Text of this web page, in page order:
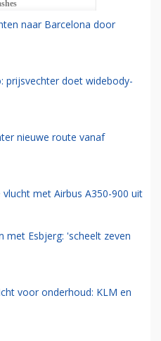
naar Barcelona door
prijsvechter doet widebody-
nieuwe route vanaf
met Airbus A350-900 uit
met Esbjerg: 'scheelt zeven
voor onderhoud: KLM en